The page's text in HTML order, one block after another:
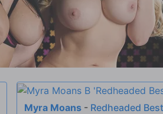
Myra Moans - Redheaded